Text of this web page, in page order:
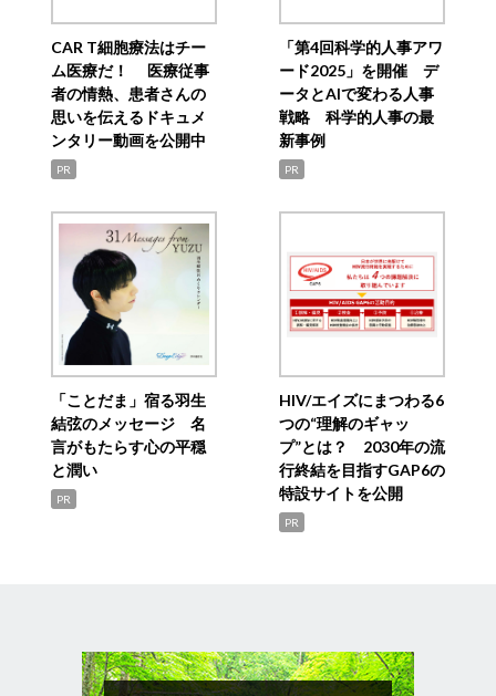
CAR T細胞療法はチー
ム医療だ！ 医療従事
者の情熱、患者さんの
思いを伝えるドキュメ
ンタリー動画を公開中
PR
「第4回科学的人事アワ
ード2025」を開催 デ
ータとAIで変わる人事
戦略 科学的人事の最
新事例
PR
「ことだま」宿る羽生
結弦のメッセージ 名
言がもたらす心の平穏
と潤い
PR
HIV/エイズにまつわる6
つの“理解のギャッ
プ”とは？ 2030年の流
行終結を目指すGAP6の
特設サイトを公開
PR